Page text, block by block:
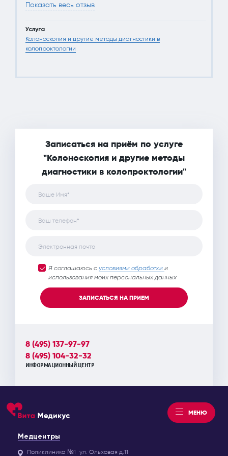
11 Янв 2020
Показать весь отзыв
Услуга
Колоноскопия и другие методы диагностики в
колопроктологии
Записаться на приём по услуге
"Колоноскопия и другие методы
диагностики в колопроктологии"
Ваше Имя*
Ваш телефон*
Электронная почта
Я соглашаюсь с условиями обработки и
использования моих персональных данных
ЗАПИСАТЬСЯ НА ПРИЕМ
8 (495) 137-97-97
8 (495) 104-32-32
ИНФОРМАЦИОННЫЙ ЦЕНТР
МЕНЮ
Медцентры
Поликлиника №1 ул. Ольховая д.11